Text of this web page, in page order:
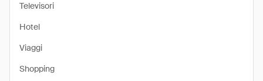
Televisori
Hotel
Viaggi
Shopping